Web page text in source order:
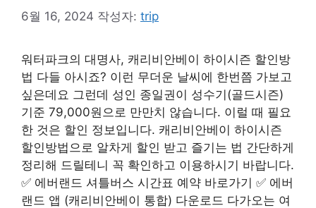
6월 16, 2024 작성자: trip
워터파크의 대명사, 캐리비안베이 하이시즌 할인방
법 다들 아시죠? 이런 무더운 날씨에 한번쯤 가보고
싶은데요 그런데 성인 종일권이 성수기(골드시즌)
기준 79,000원으로 만만치 않습니다. 이럴 때 필요
한 것은 할인 정보입니다. 캐리비안베이 하이시즌
할인방법으로 알차게 할인 받고 즐기는 법 간단하게
정리해 드릴테니 꼭 확인하고 이용하시기 바랍니다.
✅ 에버랜드 셔틀버스 시간표 예약 바로가기 ✅ 에버
랜드 앱 (캐리비안베이 통합) 다운로드 다가오는 여